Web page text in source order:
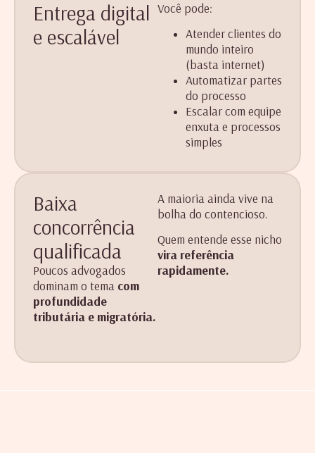
Entrega digital
e escalável
Você pode:
Atender clientes do
mundo inteiro
(basta internet)
Automatizar partes
do processo
Escalar com equipe
enxuta e processos
simples
Baixa
concorrência
qualificada
Poucos advogados
dominam o tema com
profundidade
tributária e migratória.
A maioria ainda vive na
bolha do contencioso.
Quem entende esse nicho
vira referência
rapidamente.